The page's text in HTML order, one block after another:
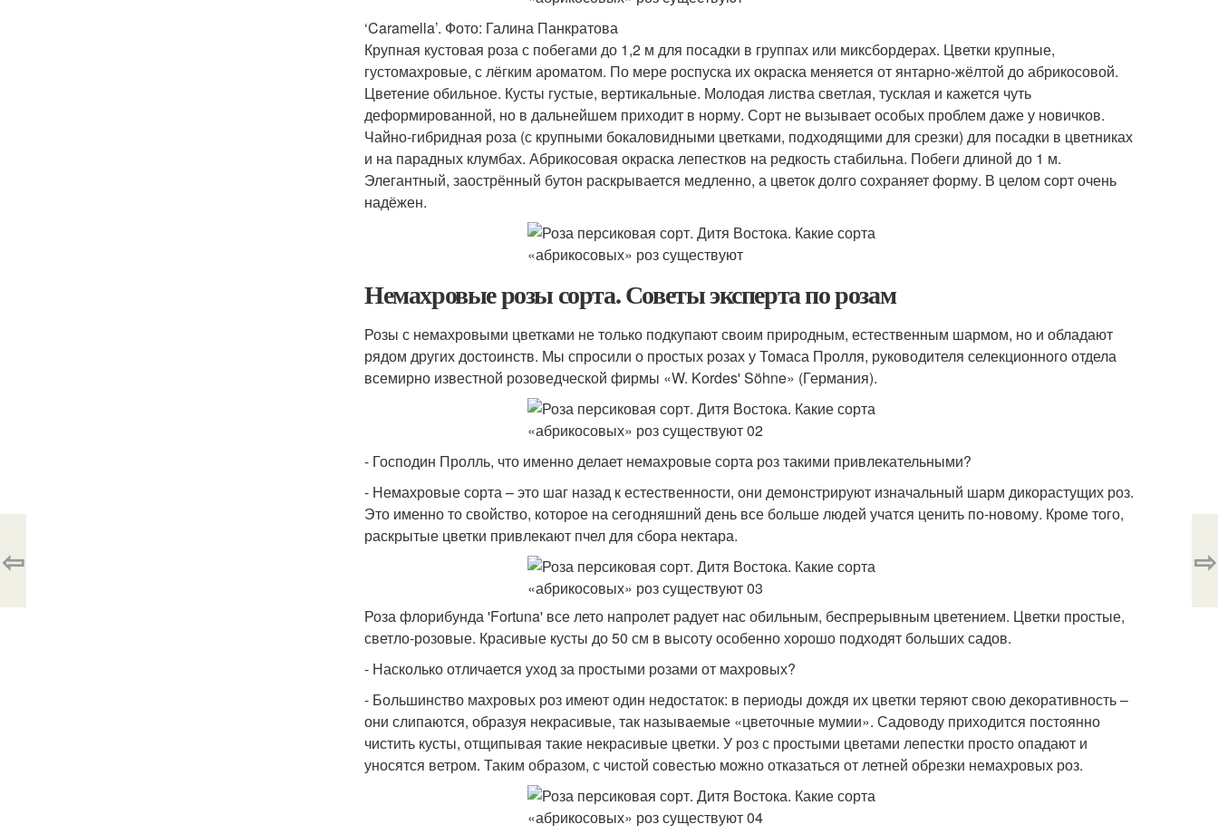
‘Caramella’. Фото: Галина Панкратова
Крупная кустовая роза с побегами до 1,2 м для посадки в группах или миксбордерах. Цветки крупные,
густомахровые, с лёгким ароматом. По мере роспуска их окраска меняется от янтарно-жёлтой до абрикосовой.
Цветение обильное. Кусты густые, вертикальные. Молодая листва светлая, тусклая и кажется чуть
деформированной, но в дальнейшем приходит в норму. Сорт не вызывает особых проблем даже у новичков.
Чайно-гибридная роза (с крупными бокаловидными цветками, подходящими для срезки) для посадки в цветниках
и на парадных клумбах. Абрикосовая окраска лепестков на редкость стабильна. Побеги длиной до 1 м.
Элегантный, заострённый бутон раскрывается медленно, а цветок долго сохраняет форму. В целом сорт очень
надёжен.
Немахровые розы сорта. Советы эксперта по розам
Розы с немахровыми цветками не только подкупают своим природным, естественным шармом, но и обладают
рядом других достоинств. Мы спросили о простых розах у Томаса Пролля, руководителя селекционного отдела
всемирно известной розоведческой фирмы «W. Kordes' Söhne» (Германия).
- Господин Пролль, что именно делает немахровые сорта роз такими привлекательными?
- Немахровые сорта – это шаг назад к естественности, они демонстрируют изначальный шарм дикорастущих роз.
Это именно то свойство, которое на сегодняшний день все больше людей учатся ценить по-новому. Кроме того,
раскрытые цветки привлекают пчел для сбора нектара.
Роза флорибунда 'Fortuna' все лето напролет радует нас обильным, беспрерывным цветением. Цветки простые,
светло-розовые. Красивые кусты до 50 см в высоту особенно хорошо подходят больших садов.
- Насколько отличается уход за простыми розами от махровых?
- Большинство махровых роз имеют один недостаток: в периоды дождя их цветки теряют свою декоративность –
они слипаются, образуя некрасивые, так называемые «цветочные мумии». Садоводу приходится постоянно
чистить кусты, отщипывая такие некрасивые цветки. У роз с простыми цветами лепестки просто опадают и
уносятся ветром. Таким образом, с чистой совестью можно отказаться от летней обрезки немахровых роз.
⇦ ⇨